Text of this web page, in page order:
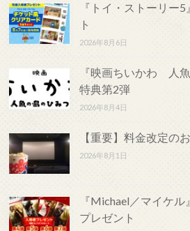
『トイ・ストーリー
ト
2026年8月6日
『映画ちいかわ 人
特典第2弾
2026年8月4日
【重要】料金改定の
2026年8月1日
『Michael／マイケ
プレゼント